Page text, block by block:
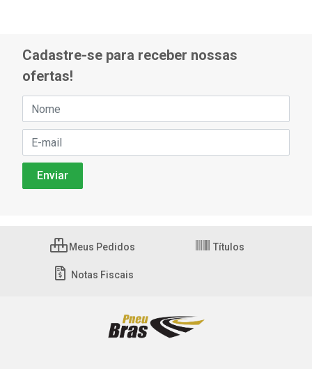
Cadastre-se para receber nossas
ofertas!
Meus Pedidos Títulos
Notas Fiscais